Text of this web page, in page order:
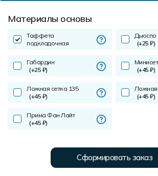
Материалы основы
Таффета
подкладочная
Дьюспо
(+25 ₽)
Габардин
(+25 ₽)
(+45 ₽)
Ложная сетка 135
(+45 ₽)
Ложная
(+45 ₽)
Прима Фан Лайт
(+45 ₽)
Сформировать заказ